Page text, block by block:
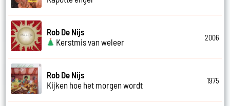
Rob De Nijs
Kerstmis van weleer
2006
Rob De Nijs
Kijken hoe het morgen wordt
1975